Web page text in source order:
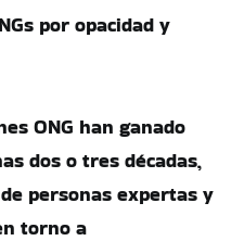
ONG han ganado
dos o tres décadas,
personas expertas y
torno a